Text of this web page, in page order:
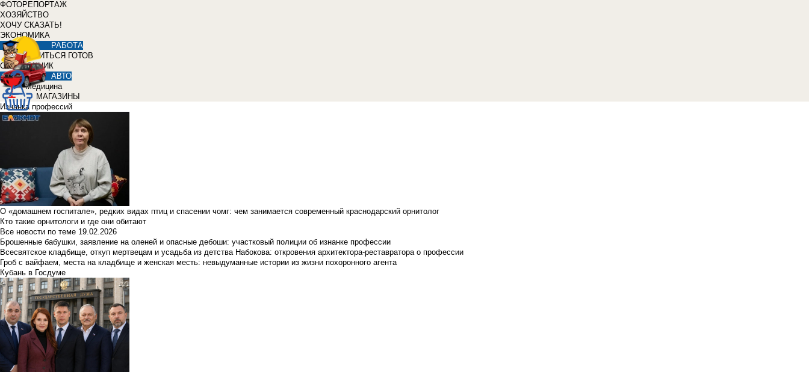
ФОТОРЕПОРТАЖ
ХОЗЯЙСТВО
ХОЧУ СКАЗАТЬ!
ЭКОНОМИКА
РАБОТА
УЧИТЬСЯ ГОТОВ
СПРАВОЧНИК
АВТО
Медицина
МАГАЗИНЫ
Изнанка профессий
О «домашнем госпитале», редких видах птиц и спасении чомг: чем занимается современный краснодарский орнитолог
Кто такие орнитологи и где они обитают
Все новости по теме 19.02.2026
Брошенные бабушки, заявление на оленей и опасные дебоши: участковый полиции об изнанке профессии
Всесвятское кладбище, откуп мертвецам и усадьба из детства Набокова: откровения архитектора-реставратора о профессии
Гроб с вайфаем, места на кладбище и женская месть: невыдуманные истории из жизни похоронного агента
Кубань в Госдуме